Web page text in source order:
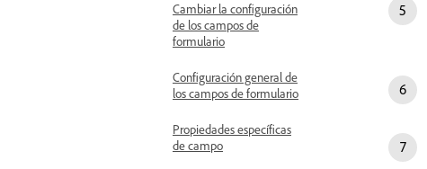
Cambiar la configuración
de los campos de
formulario
Configuración general de
los campos de formulario
Propiedades específicas
de campo